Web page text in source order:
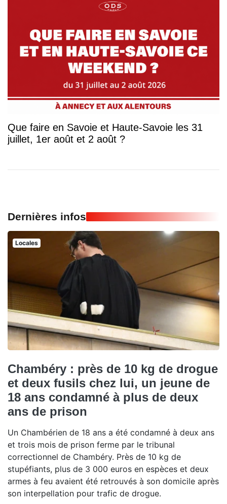
Que faire en Savoie et Haute-Savoie les 31
juillet, 1er août et 2 août ?
Dernières infos
Locales
Chambéry : près de 10 kg de drogue
et deux fusils chez lui, un jeune de
18 ans condamné à plus de deux
ans de prison
Un Chambérien de 18 ans a été condamné à deux ans
et trois mois de prison ferme par le tribunal
correctionnel de Chambéry. Près de 10 kg de
stupéfiants, plus de 3 000 euros en espèces et deux
armes à feu avaient été retrouvés à son domicile après
son interpellation pour trafic de drogue.